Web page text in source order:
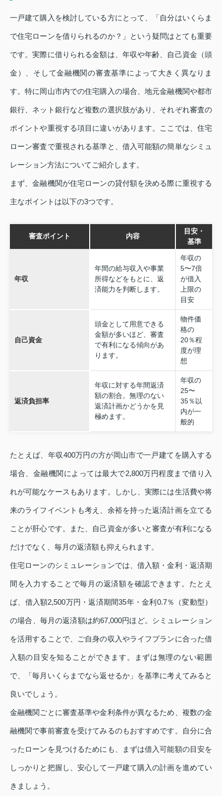
一戸建て購入を検討している方にとって、「自分はいくらま
で住宅ローンを借りられるのか？」という疑問はとても重要
です。実際に借りられる金額は、年収や年齢、自己資金（頭
金）、そして金融機関の審査基準によって大きく異なりま
す。特に岡山市内での住宅購入の場合、地元金融機関や都市
銀行、ネット銀行など複数の選択肢があり、それぞれ審査の
ポイントや重視する項目に違いがあります。ここでは、住宅
ローン審査で重視される基準と、借入可能額の簡単なシミュ
レーション方法についてご紹介します。
まず、金融機関が住宅ローンの貸付額を決める際に重視する
主なポイントは以下の3つです。
審査ポイント 内容
目安・
基準
年収
年間の給与収入や事業
所得などをもとに、返
済能力を判断します。
年収の
5〜7倍
が借入
上限の
目安
自己資金
頭金として用意できる
金額が多いほど、審査
で有利になる傾向があ
ります。
物件価
格の
20％程
度が理
想
返済負担率
年収に対する年間返済
額の割合。無理のない
返済計画かどうかを見
極めます。
年収の
25〜
35％以
内が一
般的
たとえば、年収400万円の方が岡山市で一戸建てを購入する
場合、金融機関によっては最大で2,800万円程度まで借り入
れが可能なケースもあります。しかし、実際には生活費や将
来のライフイベントも考え、余裕を持った返済計画を立てる
ことが肝心です。また、自己資金が多いと審査が有利になる
だけでなく、毎月の返済額も抑えられます。
住宅ローンのシミュレーションでは、借入額・金利・返済期
間を入力することで毎月の返済額を確認できます。たとえ
ば、借入額2,500万円・返済期間35年・金利0.7％（変動型）
の場合、毎月の返済額は約67,000円ほど。シミュレーション
を活用することで、ご自身の収入やライフプランに合った借
入額の目安を知ることができます。まずは無理のない範囲
で、「毎月いくらまでなら返せるか」を基準に考えてみると
良いでしょう。
金融機関ごとに審査基準や金利条件が異なるため、複数の金
融機関で事前審査を受けてみるのもおすすめです。自分に合
ったローンを見つけるためにも、まずは借入可能額の目安を
しっかりと把握し、安心して一戸建て購入の計画を進めてい
きましょう。